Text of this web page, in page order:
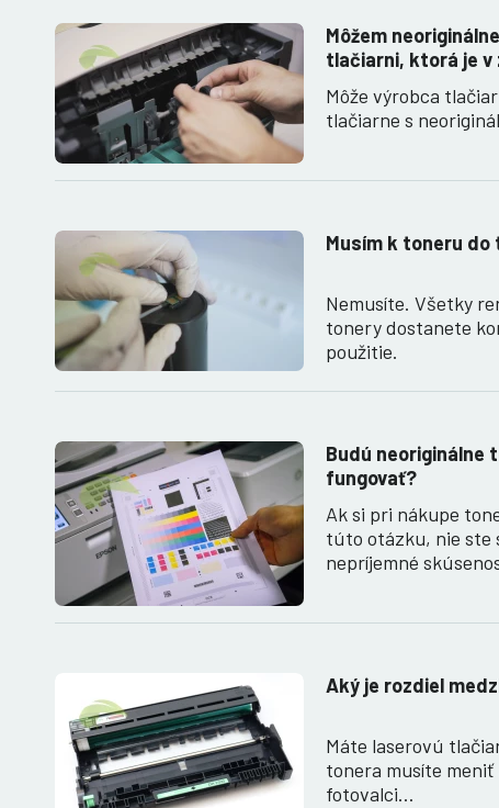
Môžem
tlačiarni, ktorá je v
Môže výrobca
tlačiarne s
Musím k toneru
Nemusíte. Všetky
tonery dostanete
použitie.
Budú neoriginálne
fungovať?
Ak si pri nákupe
túto otázku, nie ste
nepríjemné
Aký je rozdiel
Máte laserovú
tonera musíte
fotovalci…